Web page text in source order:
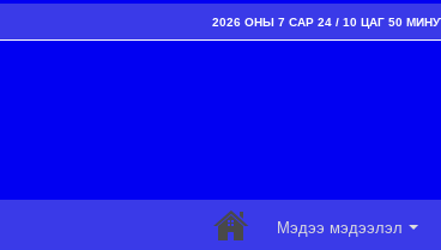
2026 ОНЫ 7 САР 24 / 10 ЦАГ 50
Мэдээ мэдээлэл